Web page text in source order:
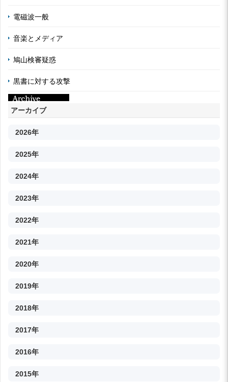
電磁波一般
音楽とメディア
鳩山検審疑惑
黒書に対する攻撃
アーカイブ
2026年
2025年
2024年
2023年
2022年
2021年
2020年
2019年
2018年
2017年
2016年
2015年